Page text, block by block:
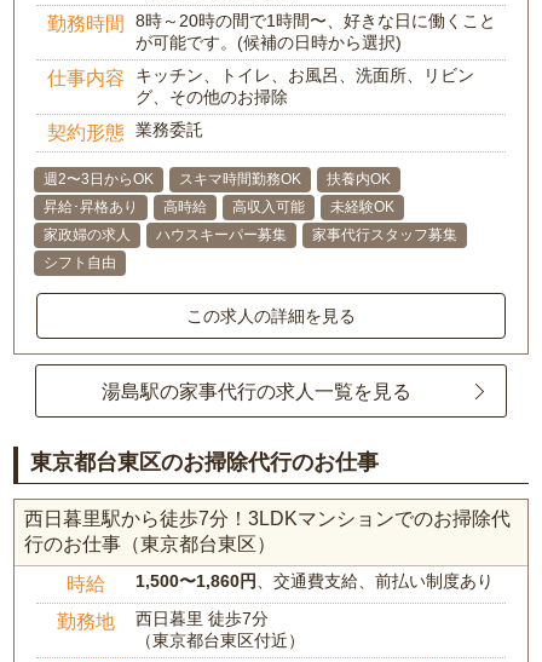
勤務時間
8時～20時の間で1時間〜、好きな日に働くこと
が可能です。(候補の日時から選択)
仕事内容
キッチン、トイレ、お風呂、洗面所、リビン
グ、その他のお掃除
契約形態 業務委託
週2〜3日からOK スキマ時間勤務OK
扶養内OK
昇給･昇格あり
高時給 高収入可能
未経験OK
家政婦の求人
ハウスキーパー募集
家事代行スタッフ募集
シフト自由
この求人の詳細を見る
湯島駅の家事代行の求人一覧を見る
東京都台東区のお掃除代行のお仕事
西日暮里駅から徒歩7分！3LDKマンションでのお掃除代
行のお仕事（東京都台東区）
時給 1,500〜1,860円 、交通費支給、前払い制度あり
勤務地
西日暮里 徒歩7分
（東京都台東区付近）